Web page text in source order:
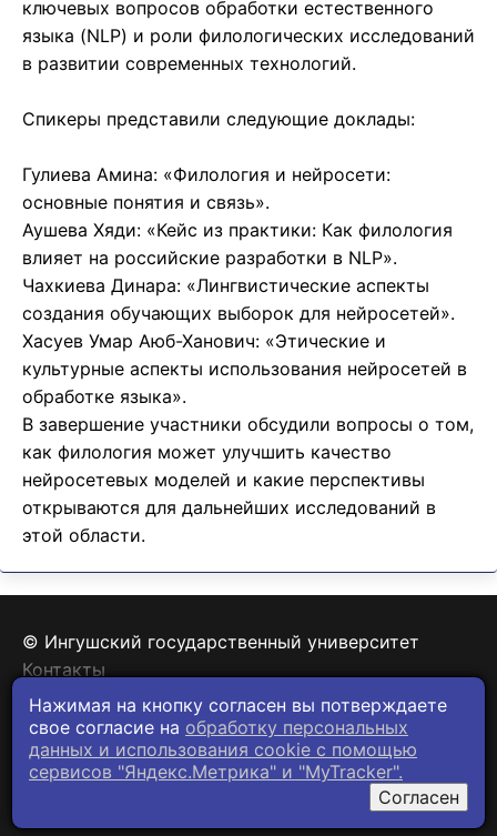
ключевых вопросов обработки естественного
языка (NLP) и роли филологических исследований
в развитии современных технологий.
Спикеры представили следующие доклады:
Гулиева Амина: «Филология и нейросети:
основные понятия и связь».
Аушева Хяди: «Кейс из практики: Как филология
влияет на российские разработки в NLP».
Чахкиева Динара: «Лингвистические аспекты
создания обучающих выборок для нейросетей».
Хасуев Умар Аюб-Ханович: «Этические и
культурные аспекты использования нейросетей в
обработке языка».
В завершение участники обсудили вопросы о том,
как филология может улучшить качество
нейросетевых моделей и какие перспективы
открываются для дальнейших исследований в
этой области.
© Ингушский государственный университет
Контакты
Политика конфиденциальности
Нажимая на кнопку согласен вы потверждаете
свое согласие на обработку персональных
данных и использования cookie c помощью
сервисов "Яндекс.Метрика" и "MyTracker".
Согласен